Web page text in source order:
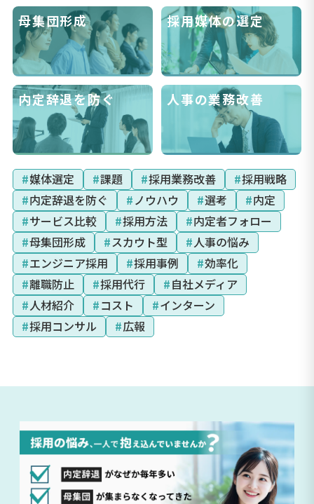
母集団形成 採用媒体の選定
内定辞退を防ぐ 人事の業務改善
#媒体選定 #課題 #採用業務改善 #採用戦略
#内定辞退を防ぐ #ノウハウ #選考 #内定
#サービス比較 #採用方法 #内定者フォロー
#母集団形成 #スカウト型 #人事の悩み
#エンジニア採用 #採用事例 #効率化
#離職防止 #採用代行 #自社メディア
#人材紹介 #コスト #インターン
#採用コンサル #広報